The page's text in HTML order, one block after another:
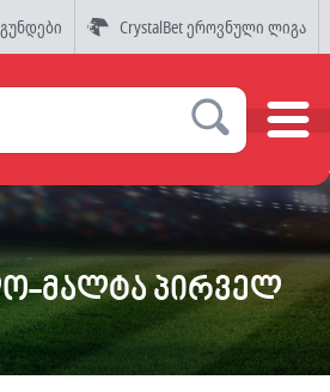
CrystalBet ეროვნული ლიგა
მალტა პირველ